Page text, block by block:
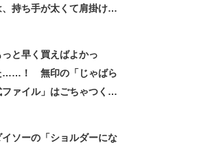
、持ち手が太くて肩掛け快
っと早く買えばよかっ
……！ 無印の「じゃばら
ファイル」はごちゃつく取
イソーの「ショルダーにな